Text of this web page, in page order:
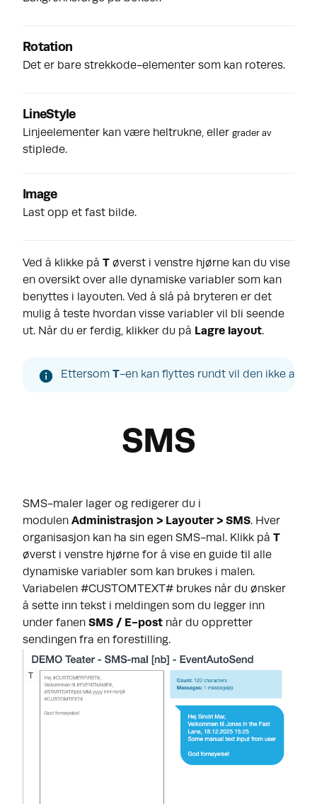
Rotation
Det er bare strekkode-elementer som kan roteres.
LineStyle
Linjeelementer kan være heltrukne, eller grader av
stiplede.
Image
Last opp et fast bilde.
Ved å klikke på T øverst i venstre hjørne kan du vise
en oversikt over alle dynamiske variabler som kan
benyttes i layouten. Ved å slå på bryteren er det
mulig å teste hvordan visse variabler vil bli seende
ut. Når du er ferdig, klikker du på Lagre layout.
Ettersom T-en kan flyttes rundt vil den ikke
SMS
SMS-maler lager og redigerer du i
modulen Administrasjon > Layouter > SMS. Hver
organisasjon kan ha sin egen SMS-mal. Klikk på T
øverst i venstre hjørne for å vise en guide til alle
dynamiske variabler som kan brukes i malen.
Variabelen #CUSTOMTEXT# brukes når du ønsker
å sette inn tekst i meldingen som du legger inn
under fanen SMS / E-post når du oppretter
sendingen fra en forestilling.